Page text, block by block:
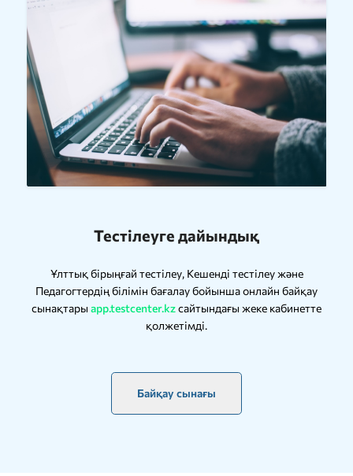
Тестілеуге дайындық
Ұлттық бірыңғай тестілеу, Кешенді тестілеу және
Педагогтердің білімін бағалау бойынша онлайн байқау
сынақтары app.testcenter.kzсайтындағы жеке кабинетте
қолжетімді.
Байқау сынағы